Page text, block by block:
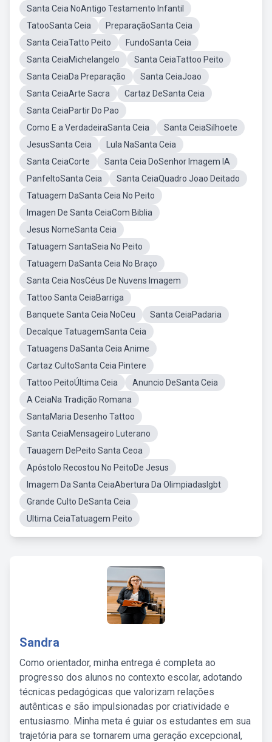
Santa Ceia NoAntigo Testamento Infantil
TatooSanta Ceia
PreparaçãoSanta Ceia
Santa CeiaTatto Peito
FundoSanta Ceia
Santa CeiaMichelangelo
Santa CeiaTattoo Peito
Santa CeiaDa Preparação
Santa CeiaJoao
Santa CeiaArte Sacra
Cartaz DeSanta Ceia
Santa CeiaPartir Do Pao
Como E a VerdadeiraSanta Ceia
Santa CeiaSilhoete
JesusSanta Ceia
Lula NaSanta Ceia
Santa CeiaCorte
Santa Ceia DoSenhor Imagem IA
PanfeltoSanta Ceia
Santa CeiaQuadro Joao Deitado
Tatuagem DaSanta Ceia No Peito
Imagen De Santa CeiaCom Biblia
Jesus NomeSanta Ceia
Tatuagem SantaSeia No Peito
Tatuagem DaSanta Ceia No Braço
Santa Ceia NosCéus De Nuvens Imagem
Tattoo Santa CeiaBarriga
Banquete Santa Ceia NoCeu
Santa CeiaPadaria
Decalque TatuagemSanta Ceia
Tatuagens DaSanta Ceia Anime
Cartaz CultoSanta Ceia Pintere
Tattoo PeitoÚltima Ceia
Anuncio DeSanta Ceia
A CeiaNa Tradição Romana
SantaMaria Desenho Tattoo
Santa CeiaMensageiro Luterano
Tauagem DePeito Santa Ceoa
Apóstolo Recostou No PeitoDe Jesus
Imagem Da Santa CeiaAbertura Da Olimpiadaslgbt
Grande Culto DeSanta Ceia
Ultima CeiaTatuagem Peito
Sandra
Como orientador, minha entrega é completa ao
progresso dos alunos no contexto escolar, adotando
técnicas pedagógicas que valorizam relações
autênticas e são impulsionadas por criatividade e
entusiasmo. Minha meta é guiar os estudantes em sua
trajetória para se tornarem uma geração excepcional,